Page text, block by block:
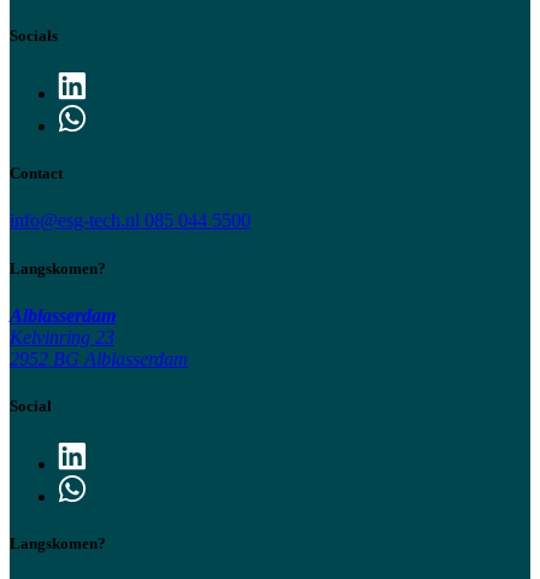
Socials
Contact
info@esg-tech.nl 085 044 5500
Langskomen?
Alblasserdam
Kelvinring 23
2952 BG Alblasserdam
Social
Langskomen?